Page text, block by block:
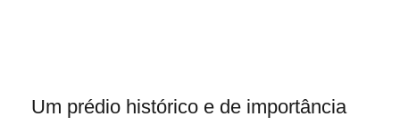
Um prédio histórico e de importância